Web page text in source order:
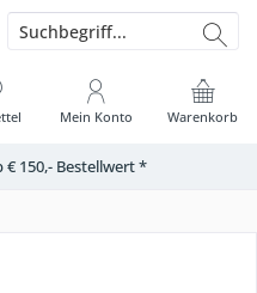
€ 150,- Bestellwert *
Warenkorb
Mein Konto